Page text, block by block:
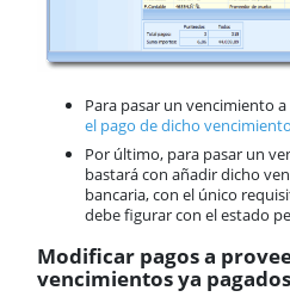
​Para pasar un vencimiento a
el pago de dicho vencimiento
Por último, para pasar un
bastará con añadir dicho
bancaria, con el único
debe figurar con el estado
Modificar pagos a
vencimientos ya pagados